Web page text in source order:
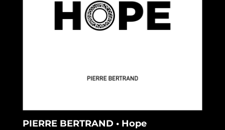
PIERRE BERTRAND • Hope